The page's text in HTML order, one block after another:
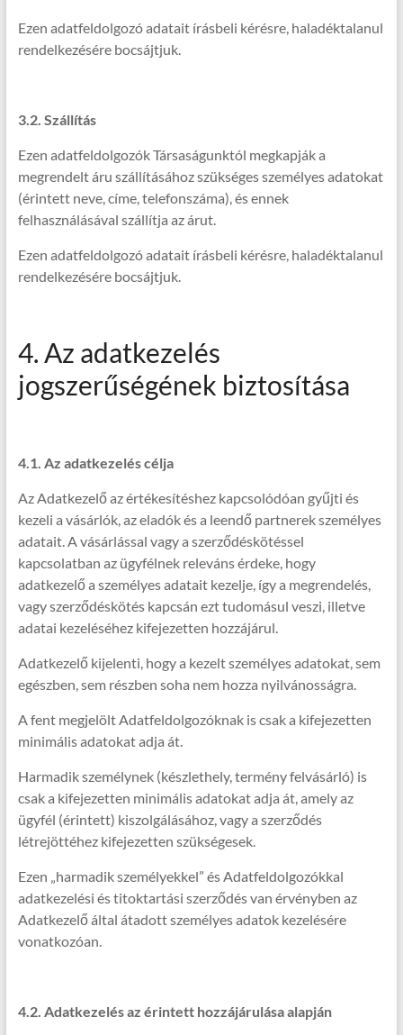
Ezen adatfeldolgozó adatait írásbeli kérésre, haladéktalanul
rendelkezésére bocsájtjuk.
3.2. Szállítás
Ezen adatfeldolgozók Társaságunktól megkapják a
megrendelt áru szállításához szükséges személyes adatokat
(érintett neve, címe, telefonszáma), és ennek
felhasználásával szállítja az árut.
Ezen adatfeldolgozó adatait írásbeli kérésre, haladéktalanul
rendelkezésére bocsájtjuk.
4. Az adatkezelés
jogszerűségének biztosítása
4.1. Az adatkezelés célja
Az Adatkezelő az értékesítéshez kapcsolódóan gyűjti és
kezeli a vásárlók, az eladók és a leendő partnerek személyes
adatait. A vásárlással vagy a szerződéskötéssel
kapcsolatban az ügyfélnek releváns érdeke, hogy
adatkezelő a személyes adatait kezelje, így a megrendelés,
vagy szerződéskötés kapcsán ezt tudomásul veszi, illetve
adatai kezeléséhez kifejezetten hozzájárul.
Adatkezelő kijelenti, hogy a kezelt személyes adatokat, sem
egészben, sem részben soha nem hozza nyilvánosságra.
A fent megjelölt Adatfeldolgozóknak is csak a kifejezetten
minimális adatokat adja át.
Harmadik személynek (készlethely, termény felvásárló) is
csak a kifejezetten minimális adatokat adja át, amely az
ügyfél (érintett) kiszolgálásához, vagy a szerződés
létrejöttéhez kifejezetten szükségesek.
Ezen „harmadik személyekkel” és Adatfeldolgozókkal
adatkezelési és titoktartási szerződés van érvényben az
Adatkezelő által átadott személyes adatok kezelésére
vonatkozóan.
4.2. Adatkezelés az érintett hozzájárulása alapján